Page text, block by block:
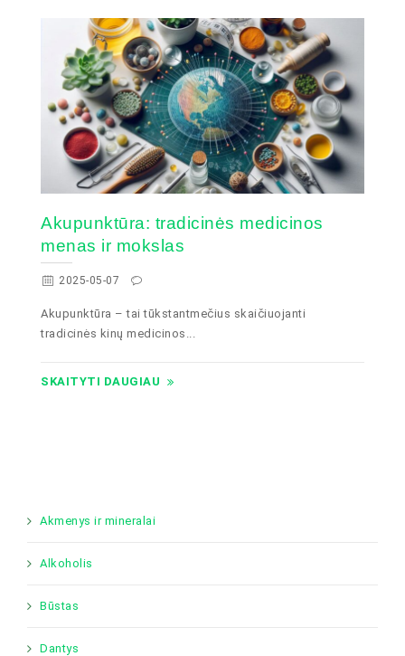
Akupunktūra: tradicinės medicinos
menas ir mokslas
2025-05-07
Akupunktūra – tai tūkstantmečius skaičiuojanti
tradicinės kinų medicinos...
SKAITYTI DAUGIAU
Akmenys ir mineralai
Alkoholis
Būstas
Dantys